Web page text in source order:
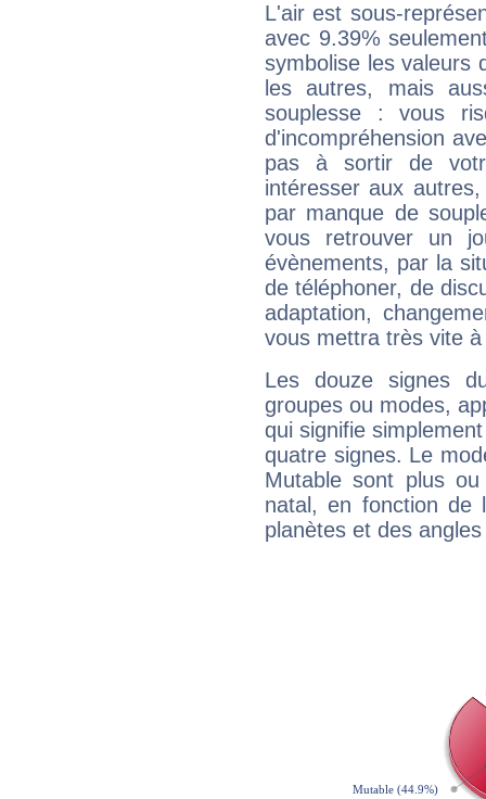
L'air est sous-
avec 9.39%
symbolise les valeurs
les autres, mais
souplesse : vous
d'incompréhension
pas à sortir de
intéresser aux
par manque de
vous retrouver un
évènements, par la
de téléphoner, de
adaptation,
vous mettra très vite
Les douze signes
groupes ou modes,
qui signifie
quatre signes. Le
Mutable sont plus
natal, en fonction de
planètes et des